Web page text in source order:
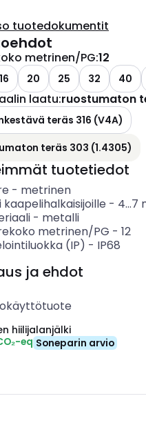
tuotedokumentit
metrinen/PG:12
16 20 25 32 40
laatu:ruostumaton
teräs 316 (V4A)
teräs 303 (1.4305)
tuotetiedot
- metrinen
kaapelihalkaisijoille - 4...7
- metalli
metrinen/PG - 12
(IP) - IP68
ja ehdot
hiilijalanjälki
eq Soneparin arvio